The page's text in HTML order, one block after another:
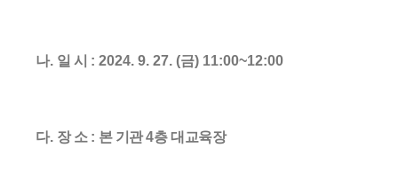
나. 일 시 : 2024. 9. 27. (금) 11:00~12:00
다. 장 소 : 본 기관4층 대교육장